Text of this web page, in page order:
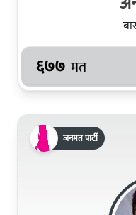
६७७ मत
जनमत पार्टी